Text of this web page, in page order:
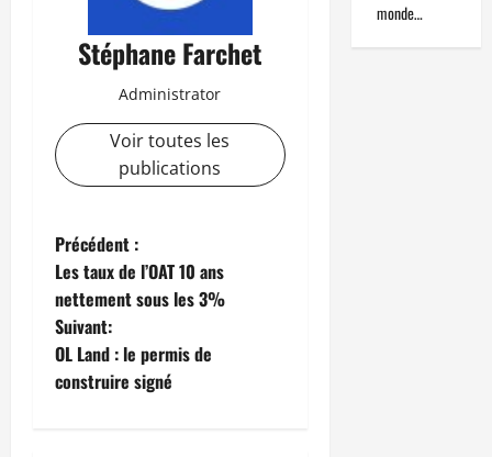
Stéphane Farchet
Administrator
Voir toutes les
publications
N
a
v
i
Précédent :
Les taux de l’OAT 10 ans
nettement sous les 3%
Suivant:
OL Land : le permis de
construire signé
monde…